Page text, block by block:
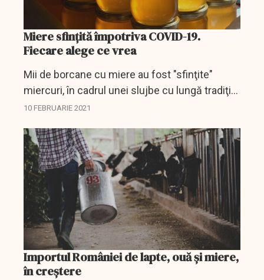
Miere sfințită împotriva COVID-19.
Fiecare alege ce vrea
Mii de borcane cu miere au fost "sfinţite"
miercuri, în cadrul unei slujbe cu lungă tradiţie
într-o biserică din oraşul bulgar Blagoevgrad,
dovezi...
10 FEBRUARIE 2021
Importul României de lapte, ouă și miere,
în creștere